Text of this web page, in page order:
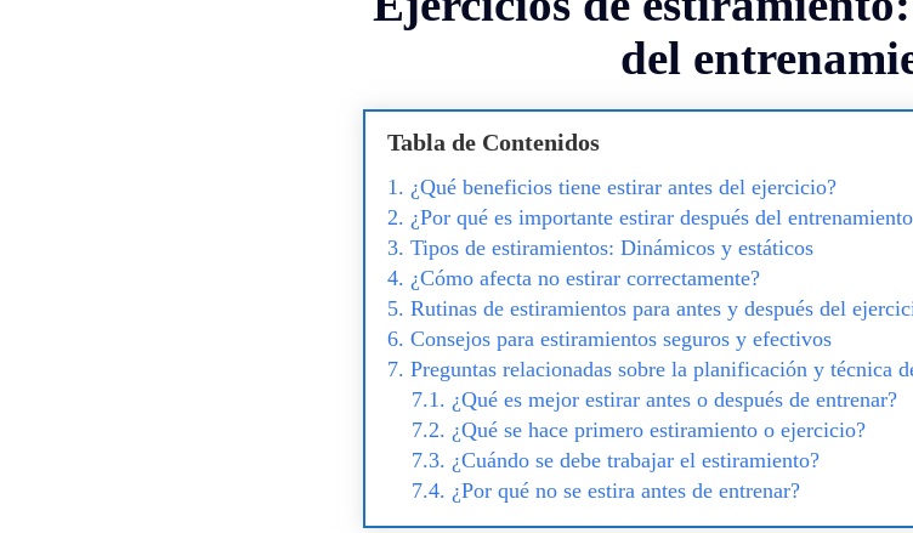
del
Tabla de Contenidos
¿Qué beneficios tiene estirar antes del ejercicio?
¿Por qué es importante estirar después del
Tipos de estiramientos: Dinámicos y estáticos
¿Cómo afecta no estirar correctamente?
Rutinas de estiramientos para antes y después del
Consejos para estiramientos seguros y efectivos
Preguntas relacionadas sobre la planificación y técnica
¿Qué es mejor estirar antes o después de entrenar?
¿Qué se hace primero estiramiento o ejercicio?
¿Cuándo se debe trabajar el estiramiento?
¿Por qué no se estira antes de entrenar?